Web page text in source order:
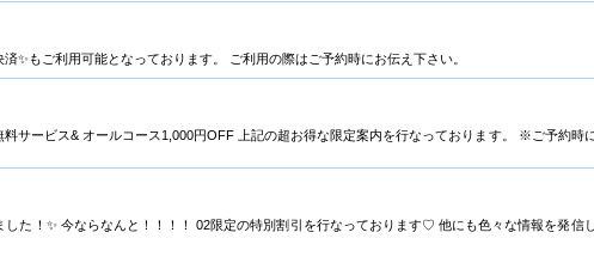
✨もご利用可能となっております。 ご利用の際はご予約時にお伝え下さい。
サービス& オールコース1,000円OFF 上記の超お得な限定案内を行なっております。 ※ご予約時
た！✨ 今ならなんと！！！！ 02限定の特別割引を行なっております♡ 他にも色々な情報を発信